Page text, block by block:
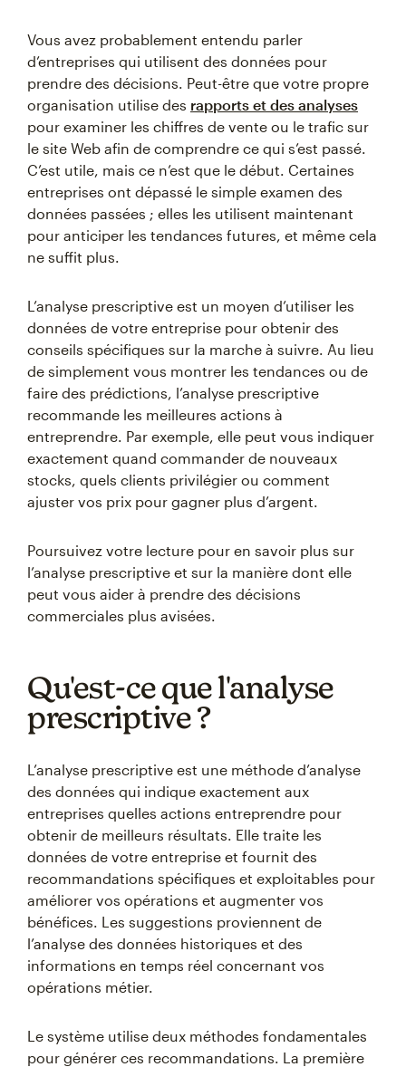
Vous avez probablement entendu parler
d’entreprises qui utilisent des données pour
prendre des décisions. Peut-être que votre propre
organisation utilise des rapports et des analyses
pour examiner les chiffres de vente ou le trafic sur
le site Web afin de comprendre ce qui s’est passé.
C’est utile, mais ce n’est que le début. Certaines
entreprises ont dépassé le simple examen des
données passées ; elles les utilisent maintenant
pour anticiper les tendances futures, et même cela
ne suffit plus.
L’analyse prescriptive est un moyen d’utiliser les
données de votre entreprise pour obtenir des
conseils spécifiques sur la marche à suivre. Au lieu
de simplement vous montrer les tendances ou de
faire des prédictions, l’analyse prescriptive
recommande les meilleures actions à
entreprendre. Par exemple, elle peut vous indiquer
exactement quand commander de nouveaux
stocks, quels clients privilégier ou comment
ajuster vos prix pour gagner plus d’argent.
Poursuivez votre lecture pour en savoir plus sur
l’analyse prescriptive et sur la manière dont elle
peut vous aider à prendre des décisions
commerciales plus avisées.
Qu'est-ce que l'analyse
prescriptive ?
L’analyse prescriptive est une méthode d’analyse
des données qui indique exactement aux
entreprises quelles actions entreprendre pour
obtenir de meilleurs résultats. Elle traite les
données de votre entreprise et fournit des
recommandations spécifiques et exploitables pour
améliorer vos opérations et augmenter vos
bénéfices. Les suggestions proviennent de
l’analyse des données historiques et des
informations en temps réel concernant vos
opérations métier.
Le système utilise deux méthodes fondamentales
pour générer ces recommandations. La première